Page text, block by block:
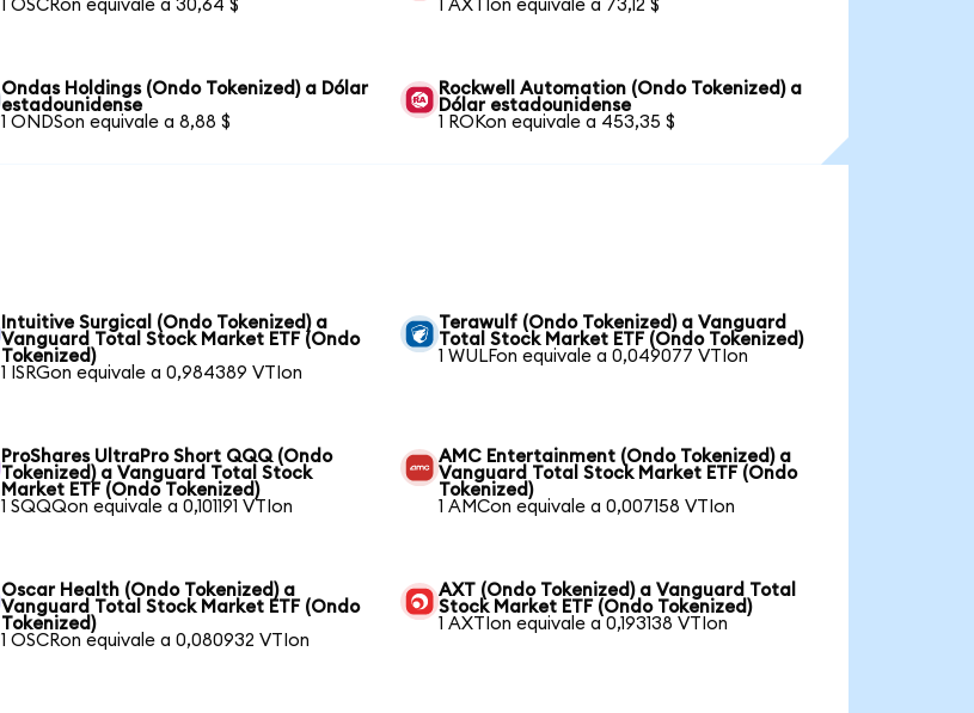
1 OSCRon equivale a 30,64 $
1 AXTIon equivale a 73,12 $
Ondas Holdings (Ondo Tokenized) a Dólar
estadounidense
1 ONDSon equivale a 8,88 $
Rockwell Automation (Ondo Tokenized) a
Dólar estadounidense
1 ROKon equivale a 453,35 $
Intuitive Surgical (Ondo Tokenized) a
Vanguard Total Stock Market ETF (Ondo
Tokenized)
1 ISRGon equivale a 0,984389 VTIon
Terawulf (Ondo Tokenized) a Vanguard
Total Stock Market ETF (Ondo Tokenized)
1 WULFon equivale a 0,049077 VTIon
ProShares UltraPro Short QQQ (Ondo
Tokenized) a Vanguard Total Stock
Market ETF (Ondo Tokenized)
1 SQQQon equivale a 0,101191 VTIon
AMC Entertainment (Ondo Tokenized) a
Vanguard Total Stock Market ETF (Ondo
Tokenized)
1 AMCon equivale a 0,007158 VTIon
Oscar Health (Ondo Tokenized) a
Vanguard Total Stock Market ETF (Ondo
Tokenized)
1 OSCRon equivale a 0,080932 VTIon
AXT (Ondo Tokenized) a Vanguard Total
Stock Market ETF (Ondo Tokenized)
1 AXTIon equivale a 0,193138 VTIon